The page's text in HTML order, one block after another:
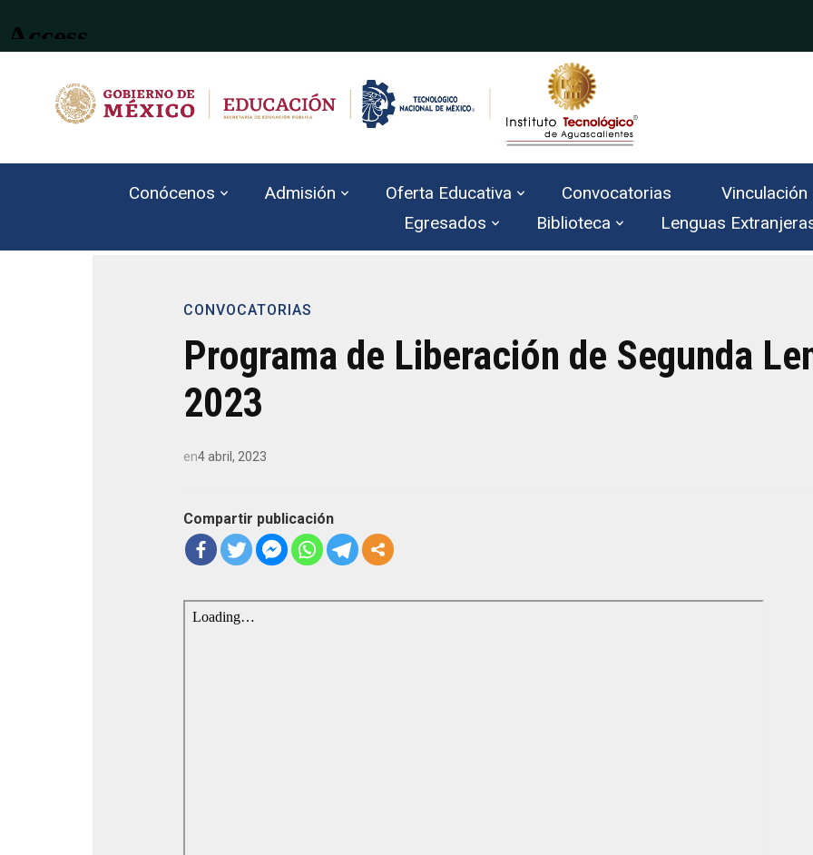
Conócenos Admisión Oferta Educativa Convocatorias Vinculación
Egresados
Biblioteca Lenguas
CONVOCATORIAS
Programa de Liberación de Segunda
2023
en4 abril, 2023
Compartir publicación